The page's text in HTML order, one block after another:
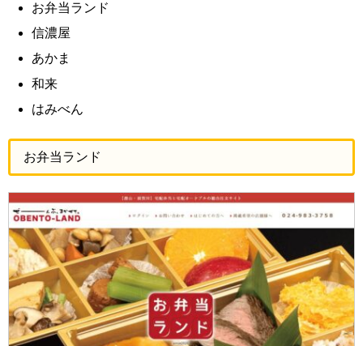
お弁当ランド
信濃屋
あかま
和来
はみべん
お弁当ランド